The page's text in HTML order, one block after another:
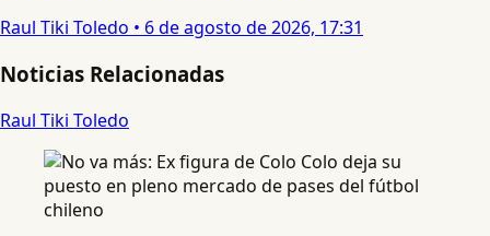
Raul Tiki Toledo • 6 de agosto de 2026, 17:31
Noticias Relacionadas
Raul Tiki Toledo